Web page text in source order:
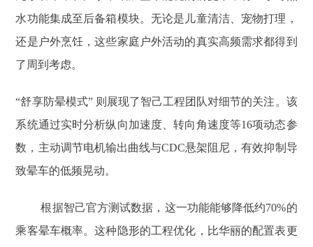
水功能集成至后备箱模块。无论是儿童清洁、宠物打理，
还是户外烹饪，这些家庭户外活动的真实高频需求都得到
了周到考虑。
“舒享防晕模式” 则展现了智己工程团队对细节的关注。该
系统通过实时分析纵向加速度、转向角速度等16项动态参
数，主动调节电机输出曲线与CDC悬架阻尼，有效抑制导
致晕车的低频晃动。
根据智己官方测试数据，这一功能能够降低约70%的
乘客晕车概率。这种隐形的工程优化，比华丽的配置表更